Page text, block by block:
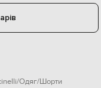
Одяг Шорти